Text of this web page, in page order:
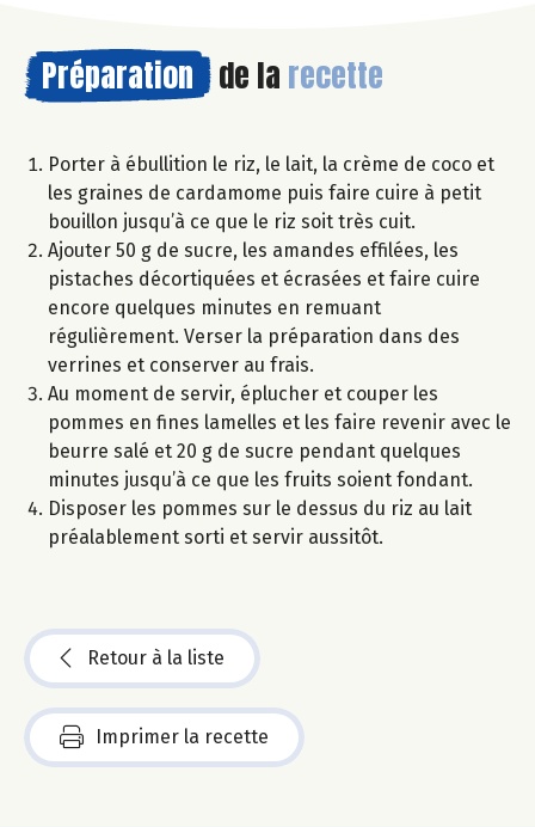
Préparation de la recette
Porter à ébullition le riz, le lait, la crème de coco et
les graines de cardamome puis faire cuire à petit
bouillon jusqu’à ce que le riz soit très cuit.
Ajouter 50 g de sucre, les amandes effilées, les
pistaches décortiquées et écrasées et faire cuire
encore quelques minutes en remuant
régulièrement. Verser la préparation dans des
verrines et conserver au frais.
Au moment de servir, éplucher et couper les
pommes en fines lamelles et les faire revenir avec le
beurre salé et 20 g de sucre pendant quelques
minutes jusqu’à ce que les fruits soient fondant.
Disposer les pommes sur le dessus du riz au lait
préalablement sorti et servir aussitôt.
Retour à la liste
Imprimer la recette